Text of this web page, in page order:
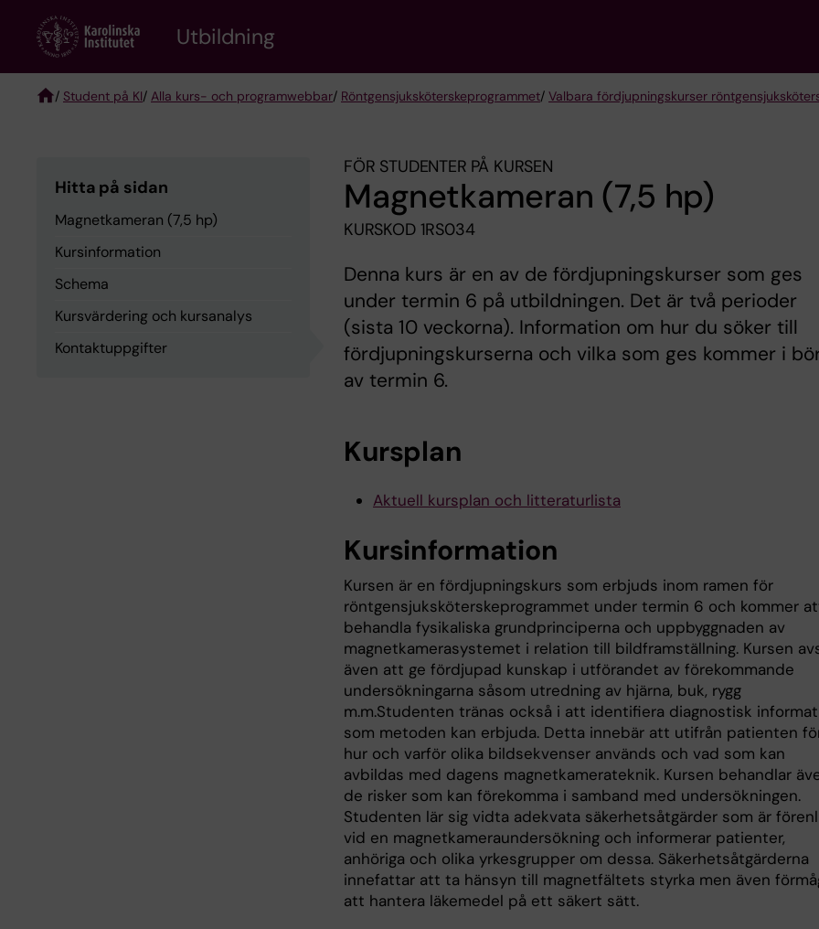
content
Utbildning
/ Student på KI/ Alla kurs- och programwebbar/ Röntgen­sjuk­sköterske­programmet/ Valbara fördjupningskurser
Hitta på sidan
Magnetkameran (7,5 hp)
Kursinformation
Schema
Kursvärdering och kursanalys
Kontaktuppgifter
FÖR STUDENTER PÅ KURSEN
Magnetkameran (7,5 hp)
KURSKOD 1RS034
Denna kurs är en av de fördjupningskurser som ges
under termin 6 på utbildningen. Det är två perioder
(sista 10 veckorna). Information om hur du söker till
fördjupningskurserna och vilka som ges kommer i
av termin 6.
Kursplan
Aktuell kursplan och litteraturlista
Kursinformation
Kursen är en fördjupningskurs som erbjuds inom ramen för
röntgensjuksköterskeprogrammet under termin 6 och kommer
behandla fysikaliska grundprinciperna och uppbyggnaden av
magnetkamerasystemet i relation till bildframställning. Kursen
även att ge fördjupad kunskap i utförandet av förekommande
undersökningarna såsom utredning av hjärna, buk, rygg
m.m.Studenten tränas också i att identifiera diagnostisk
som metoden kan erbjuda. Detta innebär att utifrån patienten
hur och varför olika bildsekvenser används och vad som kan
avbildas med dagens magnetkamerateknik. Kursen behandlar
de risker som kan förekomma i samband med undersökningen.
Studenten lär sig vidta adekvata säkerhetsåtgärder som är
vid en magnetkameraundersökning och informerar patienter,
anhöriga och olika yrkesgrupper om dessa. Säkerhetsåtgärderna
innefattar att ta hänsyn till magnetfältets styrka men även
att hantera läkemedel på ett säkert sätt.